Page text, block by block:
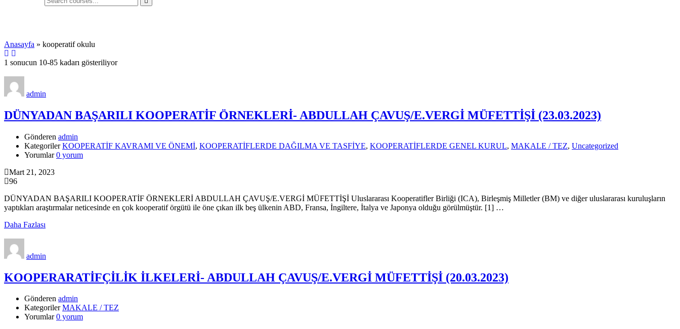
Anasayfa » kooperatif okulu
1 sonucun 10-85 kadarı gösteriliyor
admin
DÜNYADAN BAŞARILI KOOPERATİF ÖRNEKLERİ- ABDULLAH ÇAVUŞ/E.VERGİ MÜFETTİŞİ (23.03.2023)
Gönderen admin
Kategoriler KOOPERATİF KAVRAMI VE ÖNEMİ, KOOPERATİFLERDE DAĞILMA VE TASFİYE, KOOPERATİFLERDE GENEL KURUL, MAKALE / TEZ, Uncategorized
Yorumlar 0 yorum
Mart 21, 2023
96
DÜNYADAN BAŞARILI KOOPERATİF ÖRNEKLERİ ABDULLAH ÇAVUŞ/E.VERGİ MÜFETTİŞİ Uluslararası Kooperatifler Birliği (ICA), Birleşmiş Milletler (BM) ve diğer uluslararası kuruluşların
yaptıkları araştırmalar neticesinde en çok kooperatif örgütü ile öne çıkan ilk beş ülkenin ABD, Fransa, İngiltere, İtalya ve Japonya olduğu görülmüştür. [1] …
Daha Fazlası
admin
KOOPERARATİFÇİLİK İLKELERİ- ABDULLAH ÇAVUŞ/E.VERGİ MÜFETTİŞİ (20.03.2023)
Gönderen admin
Kategoriler MAKALE / TEZ
Yorumlar 0 yorum